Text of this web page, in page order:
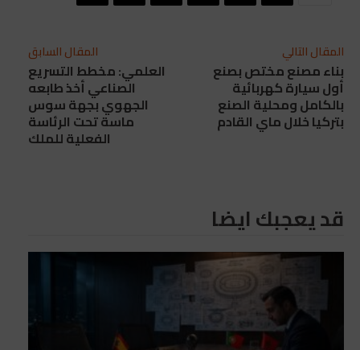
المقال السابق
العلمي: مخطط التسريع
الصناعي أخذ طابعه
الجهوي بجهة سوس
ماسة تحت الرئاسة
الفعلية للملك
المقال التالي
بناء مصنع مختص بصنع
أول سيارة كهربائية
بالكامل ومحلية الصنع
بتركيا خلال ماي القادم
قد يعجبك ايضا